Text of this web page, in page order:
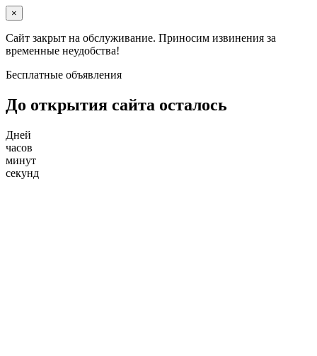
×
Сайт закрыт на обслуживание. Приносим извинения за
временные неудобства!
Бесплатные объявления
До открытия сайта осталось
Дней
часов
минут
секунд